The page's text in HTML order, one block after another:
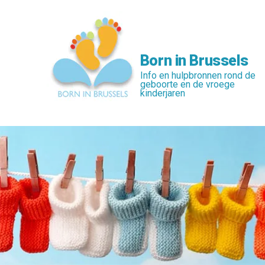
Born in Brussels
Info en hulpbronnen rond de
geboorte en de vroege
kinderjaren